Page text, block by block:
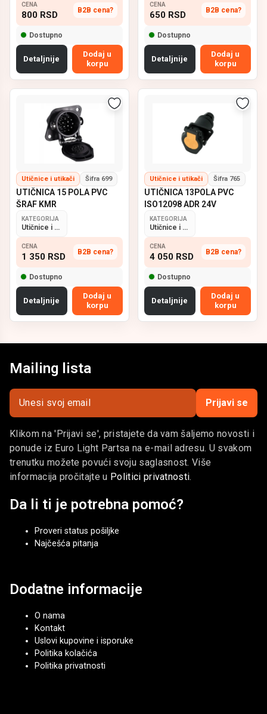
CENA
800 RSD B2B cena?
Dostupno
Detaljnije
Dodaj u
korpu
CENA
650 RSD B2B cena?
Dostupno
Detaljnije
Dodaj u
korpu
Utičnice i utikači Šifra 699
UTIČNICA 15 POLA PVC
ŠRAF KMR
KATEGORIJA
Utičnice i utikači
CENA
1 350 RSD B2B cena?
Dostupno
Detaljnije
Dodaj u
korpu
Utičnice i utikači Šifra 765
UTIČNICA 13POLA PVC
ISO12098 ADR 24V
KATEGORIJA
Utičnice i utikači
CENA
4 050 RSD B2B cena?
Dostupno
Detaljnije
Dodaj u
korpu
Mailing lista
Prijavi se
Klikom na 'Prijavi se', pristajete da vam šaljemo novosti i
ponude iz Euro Light Partsa na e-mail adresu. U svakom
trenutku možete povući svoju saglasnost. Više
informacija pročitajte u Politici privatnosti.
Da li ti je potrebna pomoć?
Proveri status pošiljke
Najčešća pitanja
Dodatne informacije
O nama
Kontakt
Uslovi kupovine i isporuke
Politika kolačića
Politika privatnosti